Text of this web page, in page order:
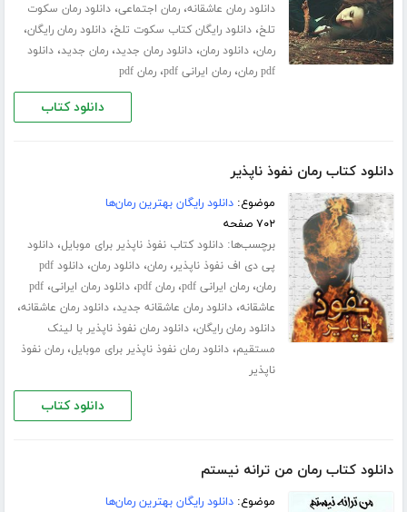
دانلود رمان عاشقانه،رمان اجتماعی،دانلود رمان سکوت
تلخ،دانلود رایگان کتاب سکوت تلخ،دانلود رمان رایگان،
رمان،دانلود رمان،دانلود رمان جدید،رمان جدید،دانلود
pdf رمان
،رمان ایرانی pdf ،رمان pdf
دانلود کتاب
دانلود کتاب رمان نفوذ ناپذیر
موضوع:دانلود رایگان بهترین رمان‌ها
۷۰۲ صفحه
برچسب‌ها:دانلود کتاب نفوذ ناپذیر برای موبایل،دانلود
پی دی اف نفوذ ناپذیر،رمان،دانلود رمان،
دانلود pdf
رمان،رمان ایرانی pdf ،رمان pdf ،دانلود رمان ایرانی،pdf
عاشقانه،دانلود رمان عاشقانه جدید،دانلود رمان عاشقانه،
دانلود رمان رایگان،دانلود رمان نفوذ ناپذیر با لینک
مستقیم،دانلود رمان نفوذ ناپذیر برای موبایل،رمان نفوذ
ناپذیر
دانلود کتاب
دانلود کتاب رمان من ترانه نیستم
موضوع:دانلود رایگان بهترین رمان‌ها